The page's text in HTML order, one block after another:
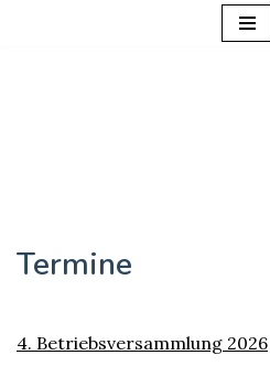
Termine
4. Betriebsversammlung 2026